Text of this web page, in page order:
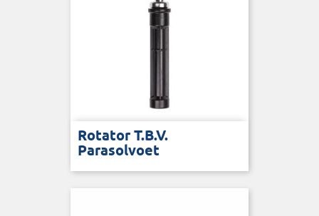
Rotator T.b.v.
Parasolvoet